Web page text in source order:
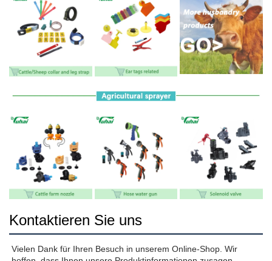
Kontaktieren Sie uns
Vielen Dank für Ihren Besuch in unserem Online-Shop. Wir